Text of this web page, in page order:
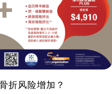
折风险增加？